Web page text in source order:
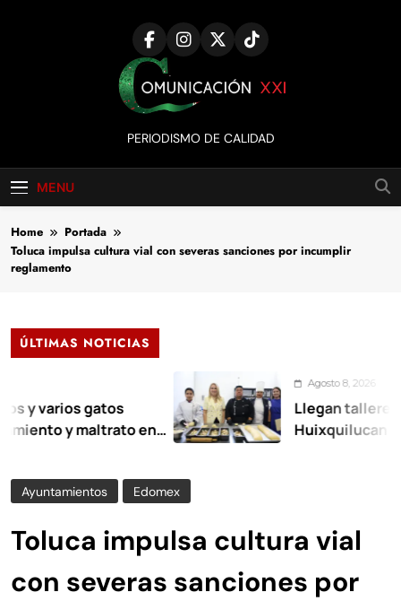
Comunicación
XXI
PERIODISMO DE CALIDAD
MENU
Home
Portada
Toluca impulsa cultura vial con severas sanciones por incumplir
reglamento
ÚLTIMAS NOTICIAS
gatos
y maltrato en
Agosto 8, 2026
Llegan talleres de
Huixquilucan
Ayuntamientos Edomex
Toluca impulsa cultura vial
con severas sanciones por